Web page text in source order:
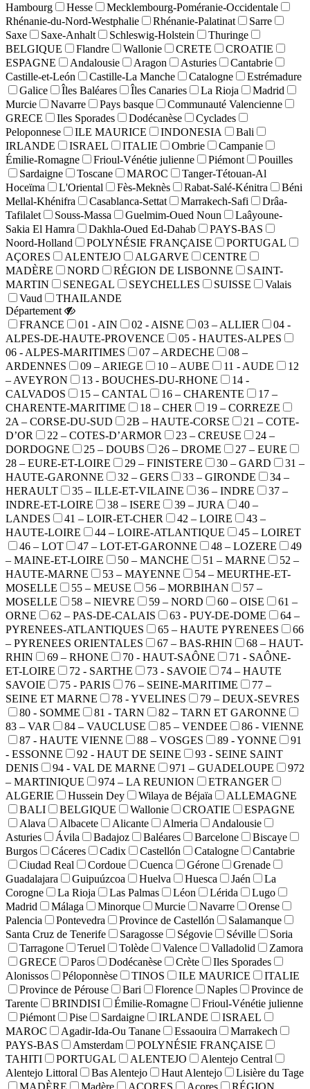
Hambourg
Hesse
Mecklembourg-Poméranie-Occidentale
Rhénanie-du-Nord-Westphalie
Rhénanie-Palatinat
Sarre
Saxe
Saxe-Anhalt Schleswig-Holstein
Thuringe
BELGIQUE
Flandre Wallonie CRETE
CROATIE
ESPAGNE
Andalousie Aragon Asturies
Cantabrie
Castille-et-León
Castille-La Manche Catalogne
Estrémadure
Galice
Îles Baléares Îles Canaries La Rioja
Madrid
Murcie
Navarre Pays basque
Communauté Valencienne
GRECE
Iles Sporades Dodécanèse
Cyclades
Peloponnese
ILE MAURICE INDONESIA
Bali
IRLANDE
ISRAEL ITALIE Ombrie
Campanie
Émilie-Romagne
Frioul-Vénétie julienne Piémont
Pouilles
Sardaigne
Toscane MAROC
Tanger-Tétouan-Al
Hoceïma
L'Oriental Fès-Meknès Rabat-Salé-Kénitra
Béni
Mellal-Khénifra
Casablanca-Settat Marrakech-Safi
Drâa-
Tafilalet
Souss-Massa Guelmim-Oued Noun
Laâyoune-
Sakia El Hamra
Dakhla-Oued Ed-Dahab
PAYS-BAS
Noord-Holland
POLYNÉSIE FRANÇAISE
PORTUGAL
AÇORES
ALENTEJO ALGARVE
CENTRE
MADÈRE
NORD RÉGION DE LISBONNE
SAINT-
MARTIN
SENEGAL SEYCHELLES SUISSE
Valais
Vaud
THAILANDE
Département
FRANCE
01 - AIN 02 - AISNE 03 – ALLIER
04 -
ALPES-DE-HAUTE-PROVENCE
05 - HAUTES-ALPES
06 - ALPES-MARITIMES
07 – ARDECHE
08 –
ARDENNES
09 – ARIEGE 10 – AUBE 11 - AUDE
12
– AVEYRON
13 - BOUCHES-DU-RHONE
14 -
CALVADOS
15 – CANTAL 16 – CHARENTE
17 –
CHARENTE-MARITIME
18 – CHER
19 – CORREZE
2A – CORSE-DU-SUD
2B – HAUTE-CORSE
21 – COTE-
D’OR
22 – COTES-D’ARMOR 23 – CREUSE
24 –
DORDOGNE
25 – DOUBS 26 – DROME
27 – EURE
28 – EURE-ET-LOIRE
29 – FINISTERE 30 – GARD
31 –
HAUTE-GARONNE
32 – GERS 33 – GIRONDE
34 –
HERAULT
35 – ILLE-ET-VILAINE 36 – INDRE
37 –
INDRE-ET-LOIRE
38 – ISERE 39 – JURA
40 –
LANDES
41 – LOIR-ET-CHER 42 – LOIRE
43 –
HAUTE-LOIRE
44 – LOIRE-ATLANTIQUE
45 – LOIRET
46 – LOT
47 – LOT-ET-GARONNE 48 – LOZERE
49
– MAINE-ET-LOIRE
50 – MANCHE 51 – MARNE
52 –
HAUTE-MARNE
53 – MAYENNE
54 – MEURTHE-ET-
MOSELLE
55 – MEUSE 56 – MORBIHAN
57 –
MOSELLE
58 – NIEVRE 59 – NORD 60 – OISE
61 –
ORNE
62 – PAS-DE-CALAIS 63 - PUY-DE-DOME
64 –
PYRENEES-ATLANTIQUES
65 – HAUTE PYRENEES
66
– PYRENEES ORIENTALES
67 – BAS-RHIN
68 – HAUT-
RHIN
69 – RHONE 70 - HAUT-SAÔNE
71 - SAÔNE-
ET-LOIRE
72 - SARTHE 73 - SAVOIE
74 – HAUTE
SAVOIE
75 - PARIS 76 – SEINE-MARITIME
77 –
SEINE ET MARNE
78 - YVELINES
79 – DEUX-SEVRES
80 - SOMME
81 - TARN
82 – TARN ET GARONNE
83 – VAR
84 – VAUCLUSE 85 – VENDEE
86 - VIENNE
87 - HAUTE VIENNE
88 – VOSGES 89 - YONNE
91
- ESSONNE
92 - HAUT DE SEINE
93 - SEINE SAINT
DENIS
94 - VAL DE MARNE 971 – GUADELOUPE
972
– MARTINIQUE
974 – LA REUNION
ETRANGER
ALGERIE
Hussein Dey Wilaya de Béjaïa
ALLEMAGNE
BALI
BELGIQUE Wallonie CROATIE
ESPAGNE
Alava
Albacete Alicante Almeria
Andalousie
Asturies
Ávila Badajoz Baléares Barcelone
Biscaye
Burgos
Cáceres Cadix Castellón Catalogne
Cantabrie
Ciudad Real
Cordoue Cuenca Gérone
Grenade
Guadalajara
Guipuúzcoa Huelva Huesca Jaén
La
Corogne
La Rioja Las Palmas Léon Lérida
Lugo
Madrid
Málaga Minorque Murcie Navarre
Orense
Palencia
Pontevedra Province de Castellón
Salamanque
Santa Cruz de Tenerife
Saragosse Ségovie Séville
Soria
Tarragone
Teruel Tolède Valence Valladolid
Zamora
GRECE
Paros Dodécanèse Crète
Iles Sporades
Alonissos
Péloponnèse TINOS ILE MAURICE
ITALIE
Province de Pérouse
Bari Florence Naples
Province de
Tarente
BRINDISI Émilie-Romagne
Frioul-Vénétie julienne
Piémont
Pise Sardaigne IRLANDE
ISRAEL
MAROC
Agadir-Ida-Ou Tanane Essaouira
Marrakech
PAYS-BAS
Amsterdam
POLYNÉSIE FRANÇAISE
TAHITI
PORTUGAL ALENTEJO
Alentejo Central
Alentejo Littoral
Bas Alentejo Haut Alentejo
Lisière du Tage
MADÈRE
Madère AÇORES Açores RÉGION